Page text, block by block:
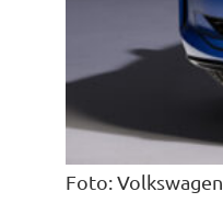
Foto: Volkswagen